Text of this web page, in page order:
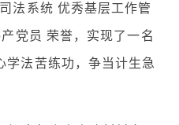
法系统 优秀基层工作管
党员 荣誉，实现了一名
学法苦练功，争当计生急